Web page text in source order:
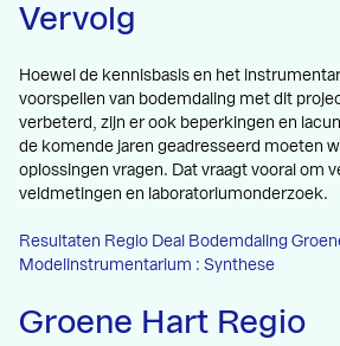
Vervolg
Hoewel de kennisbasis en het
voorspellen van bodemdaling met dit
verbeterd, zijn er ook beperkingen en
de komende jaren geadresseerd moeten
oplossingen vragen. Dat vraagt vooral om
veldmetingen en laboratoriumonderzoek.
Resultaten Regio Deal Bodemdaling
Modelinstrumentarium : Synthese
Groene Hart Regio